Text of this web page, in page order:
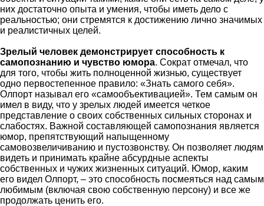
них достаточно опыта и умения, чтобы иметь дело с
реальностью; они стремятся к достижению лично значимых
и реалистичных целей.
Зрелый человек демонстрирует способность к
самопознанию и чувство юмора. Сократ отмечал, что
для того, чтобы жить полноценной жизнью, существует
одно первостепенное правило: «Знать самого себя».
Олпорт называл его «самообъективацией». Тем самым он
имел в виду, что у зрелых людей имеется четкое
представление о своих собственных сильных сторонах и
слабостях. Важной составляющей самопознания является
юмор, препятствующий напыщенному
самовозвеличиванию и пустозвонству. Он позволяет людям
видеть и принимать крайне абсурдные аспекты
собственных и чужих жизненных ситуаций. Юмор, каким
его видел Олпорт, – это способность посмеяться над самым
любимым (включая свою собственную персону) и все же
продолжать ценить его.